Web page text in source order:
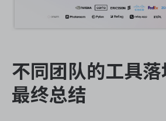
不同团队的工具落
最终总结